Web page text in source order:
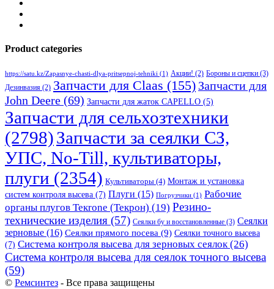
Product categories
https://satu.kz/Zapasnye-chasti-dlya-pritsepnoj-tehniki (1) Акции! (2) Бороны и сцепки (3)
Дезинвазия (2) Запчасти для Claas (155) Запчасти для
John Deere (69) Запчасти для жаток CAPELLO (5)
Запчасти для сельхозтехники
(2798)Запчасти за сеялки СЗ,
УПС, No-Till, культиваторы,
плуги (2354) Культиваторы (4) Монтаж и установка
систем контроля высева (7) Плуги (15) Погрузчики (1) Рабочие
органы плугов Текrоne (Текрон) (19) Резино-
технические изделия (57) Сеялки бу и восстановленные (3) Сеялки
зерновые (16) Сеялки прямого посева (9) Сеялки точного высева
(7) Система контроля высева для зерновых сеялок(26)
Система контроля высева для сеялок точного высева
(59)
© Ремсинтез - Все права защищены